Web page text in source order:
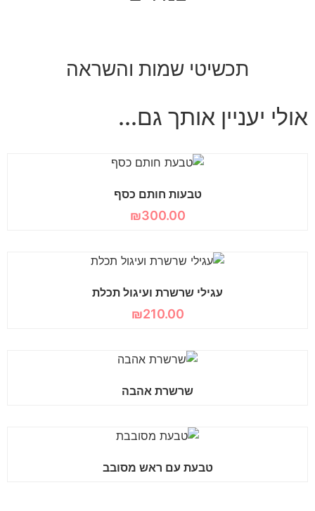
תכשיטי שמות והשראה
אולי יעניין אותך גם...
טבעות חותם כסף
₪300.00
עגילי שרשרת ועיגול תכלת
₪210.00
שרשרת אהבה
טבעת עם ראש מסובב